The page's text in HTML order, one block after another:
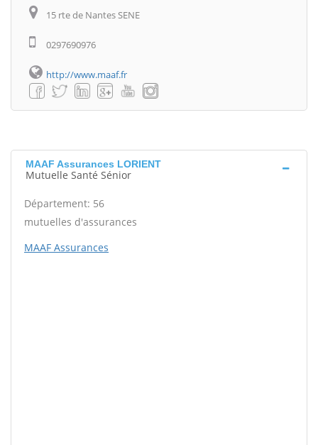
15 rte de Nantes SENE
0297690976
http://www.maaf.fr
MAAF Assurances LORIENT
Mutuelle Santé Sénior
Département: 56
mutuelles d'assurances
MAAF Assurances